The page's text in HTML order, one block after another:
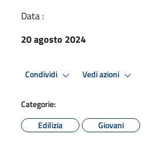
Data :
20 agosto 2024
Condividi Vedi azioni
Categorie:
Edilizia
Giovani